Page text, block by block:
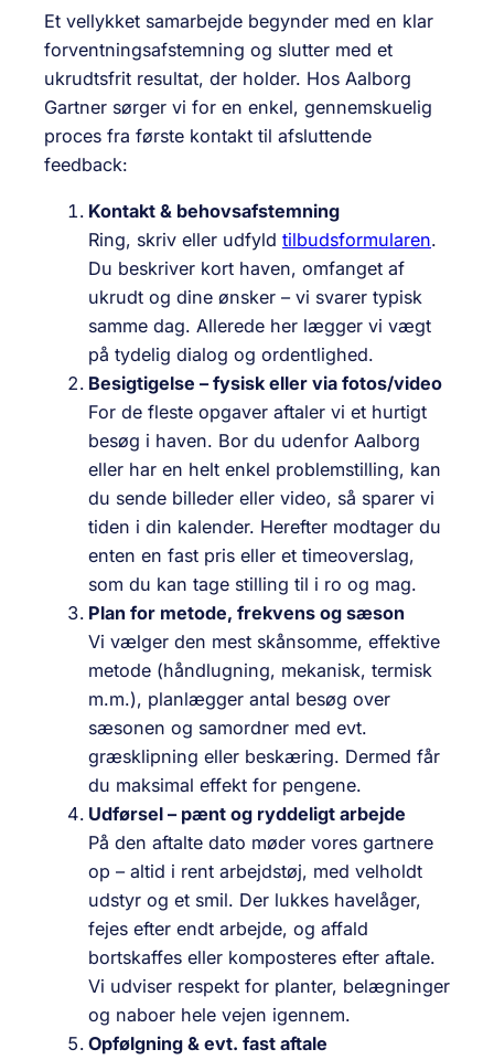
Et vellykket samarbejde begynder med en klar
forventningsafstemning og slutter med et
ukrudtsfrit resultat, der holder. Hos Aalborg
Gartner sørger vi for en enkel, gennemskuelig
proces fra første kontakt til afsluttende
feedback:
Kontakt & behovsafstemning
Ring, skriv eller udfyld tilbudsformularen.
Du beskriver kort haven, omfanget af
ukrudt og dine ønsker – vi svarer typisk
samme dag. Allerede her lægger vi vægt
på tydelig dialog og ordentlighed.
Besigtigelse – fysisk eller via fotos/video
For de fleste opgaver aftaler vi et hurtigt
besøg i haven. Bor du udenfor Aalborg
eller har en helt enkel problemstilling, kan
du sende billeder eller video, så sparer vi
tiden i din kalender. Herefter modtager du
enten en fast pris eller et timeoverslag,
som du kan tage stilling til i ro og mag.
Plan for metode, frekvens og sæson
Vi vælger den mest skånsomme, effektive
metode (håndlugning, mekanisk, termisk
m.m.), planlægger antal besøg over
sæsonen og samordner med evt.
græsklipning eller beskæring. Dermed får
du maksimal effekt for pengene.
Udførsel – pænt og ryddeligt arbejde
På den aftalte dato møder vores gartnere
op – altid i rent arbejdstøj, med velholdt
udstyr og et smil. Der lukkes havelåger,
fejes efter endt arbejde, og affald
bortskaffes eller komposteres efter aftale.
Vi udviser respekt for planter, belægninger
og naboer hele vejen igennem.
Opfølgning & evt. fast aftale